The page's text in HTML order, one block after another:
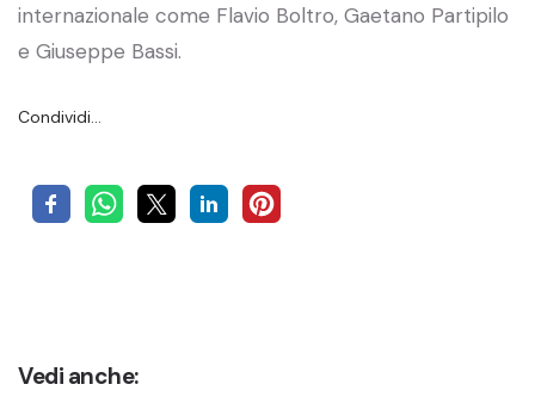
internazionale come Flavio Boltro, Gaetano Partipilo
e Giuseppe Bassi.
Condividi…
Vedi anche: